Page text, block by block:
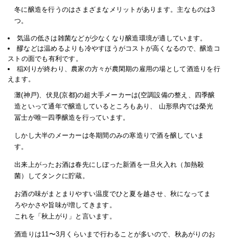
冬に醸造を行うのはさまざまなメリットがあります。主なものは3
つ。
気温の低さは雑菌などが少なくなり醸造環境が適しています。
醪などは温めるよりも冷やすほうがコストが高くなるので、醸造コ
ストの面でも有利です。
稲刈りが終わり、農家の方々が農閑期の雇用の場として酒造りを行
えます。
灘(神戸)、伏見(京都)の超大手メーカーは(空調設備の整え、四季醸
造といって通年で醸造しているところもあり、 山形県内では榮光
冨士が唯一四季醸造を行っています。
しかし大半のメーカーは冬期間のみの寒造りで酒を醸していま
す。
出来上がったお酒は春先にしぼった新酒を一旦火入れ（加熱殺
菌）してタンクに貯蔵。
お酒の味がまとまりやすい温度でひと夏を越させ、秋になってま
ろやかさや旨味が増してきます。
これを「秋上がり」と言います。
酒造りは11〜3月くらいまで行わることが多いので、秋あがりのお